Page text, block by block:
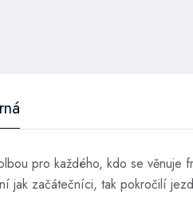
pro každého, kdo se
jak začátečníci, tak pokročilí